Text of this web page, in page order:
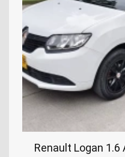
Renault Logan 1.6